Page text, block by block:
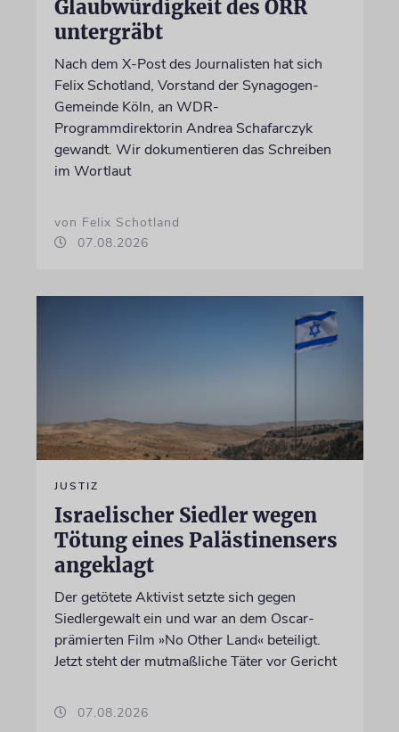
Glaubwürdigkeit des ÖRR
untergräbt
Nach dem X-Post des Journalisten hat sich
Felix Schotland, Vorstand der Synagogen-
Gemeinde Köln, an WDR-
Programmdirektorin Andrea Schafarczyk
gewandt. Wir dokumentieren das Schreiben
im Wortlaut
von Felix Schotland
07.08.2026
JUSTIZ
Israelischer Siedler wegen
Tötung eines Palästinensers
angeklagt
Der getötete Aktivist setzte sich gegen
Siedlergewalt ein und war an dem Oscar-
prämierten Film »No Other Land« beteiligt.
Jetzt steht der mutmaßliche Täter vor Gericht
07.08.2026